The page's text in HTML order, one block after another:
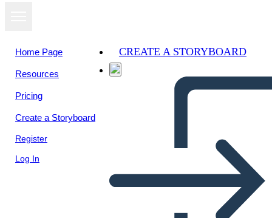
Home Page
Resources
Pricing
Create a Storyboard
Register
Log In
CREATE A STORYBOARD